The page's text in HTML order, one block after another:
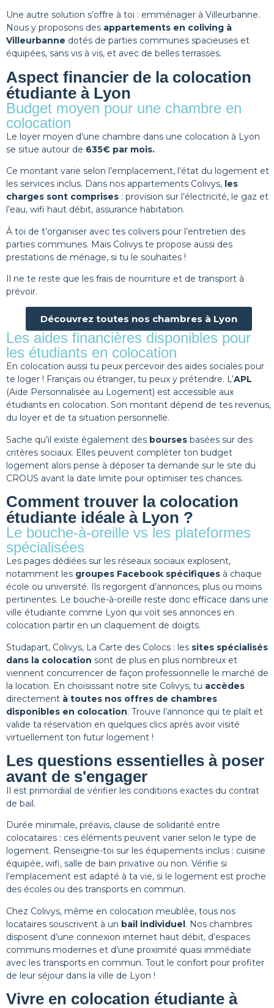
Une autre solution s’offre à toi : emménager à Villeurbanne.
Nous y proposons des appartements en coliving à
Villeurbanne dotés de parties communes spacieuses et
équipées, sans vis à vis, et avec de belles terrasses.
Aspect financier de la colocation
étudiante à Lyon
Budget moyen pour une chambre en
colocation
Le loyer moyen d’une chambre dans une colocation à Lyon
se situe autour de 635€ par mois.
Ce montant varie selon l’emplacement, l’état du logement et
les services inclus. Dans nos appartements Colivys, les
charges sont comprises : provision sur l’électricité, le gaz et
l’eau, wifi haut débit, assurance habitation.
À toi de t’organiser avec tes colivers pour l’entretien des
parties communes. Mais Colivys te propose aussi des
prestations de ménage, si tu le souhaites !
Il ne te reste que les frais de nourriture et de transport à
prévoir.
Découvrez toutes nos chambres à Lyon
Les aides financières disponibles pour
les étudiants en colocation
En colocation aussi tu peux percevoir des aides sociales pour
te loger ! Français ou étranger, tu peux y prétendre. L’APL
(Aide Personnalisée au Logement) est accessible aux
étudiants en colocation. Son montant dépend de tes revenus,
du loyer et de ta situation personnelle.
Sache qu’il existe également des bourses basées sur des
critères sociaux. Elles peuvent compléter ton budget
logement alors pense à déposer ta demande sur le site du
CROUS avant la date limite pour optimiser tes chances.
Comment trouver la colocation
étudiante idéale à Lyon ?
Le bouche-à-oreille vs les plateformes
spécialisées
Les pages dédiées sur les réseaux sociaux explosent,
notamment les groupes Facebook spécifiques à chaque
école ou université. Ils regorgent d’annonces, plus ou moins
pertinentes. Le bouche-à-oreille reste donc efficace dans une
ville étudiante comme Lyon qui voit ses annonces en
colocation partir en un claquement de doigts.
Studapart, Colivys, La Carte des Colocs : les sites spécialisés
dans la colocation sont de plus en plus nombreux et
viennent concurrencer de façon professionnelle le marché de
la location. En choisissant notre site Colivys, tu accèdes
directement à toutes nos offres de chambres
disponibles en colocation. Trouve l’annonce qui te plaît et
valide ta réservation en quelques clics après avoir visité
virtuellement ton futur logement !
Les questions essentielles à poser
avant de s'engager
Il est primordial de vérifier les conditions exactes du contrat
de bail.
Durée minimale, préavis, clause de solidarité entre
colocataires : ces éléments peuvent varier selon le type de
logement. Renseigne-toi sur les équipements inclus : cuisine
équipée, wifi, salle de bain privative ou non. Vérifie si
l’emplacement est adapté à ta vie, si le logement est proche
des écoles ou des transports en commun.
Chez Colivys, même en colocation meublée, tous nos
locataires souscrivent à un bail individuel. Nos chambres
disposent d’une connexion internet haut débit, d’espaces
communs modernes et d’une proximité quasi immédiate
avec les transports en commun. Tout le confort pour profiter
de leur séjour dans la ville de Lyon !
Vivre en colocation étudiante à